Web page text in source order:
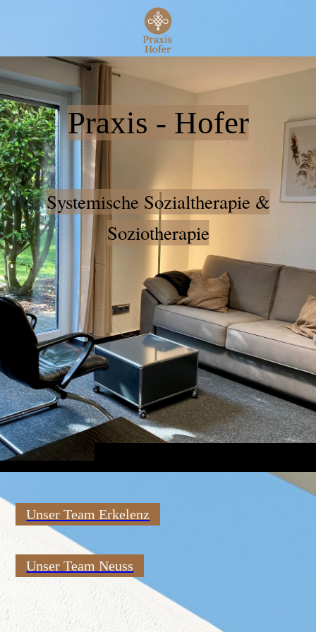
Praxis - Hofer
Systemische Sozialtherapie &
Soziotherapie
Unser Team Erkelenz
Unser Team Neuss